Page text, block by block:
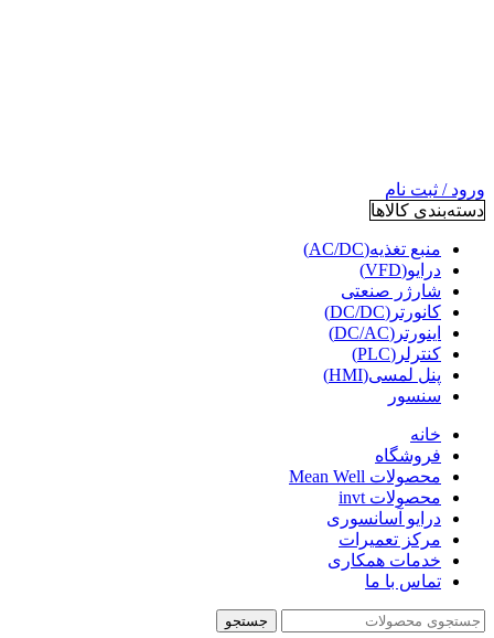
ورود / ثبت نام
دسته‌بندی کالاها
منبع تغذیه(AC/DC)
درایو(VFD)
شارژر صنعتی
کانورتر(DC/DC)
اینورتر(DC/AC)
کنترلر(PLC)
پنل لمسی(HMI)
سنسور
خانه
فروشگاه
محصولات Mean Well
محصولات invt
درایو آسانسوری
مرکز تعمیرات
خدمات همکاری
تماس با ما
جستجو